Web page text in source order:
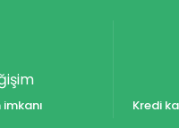
Kredi